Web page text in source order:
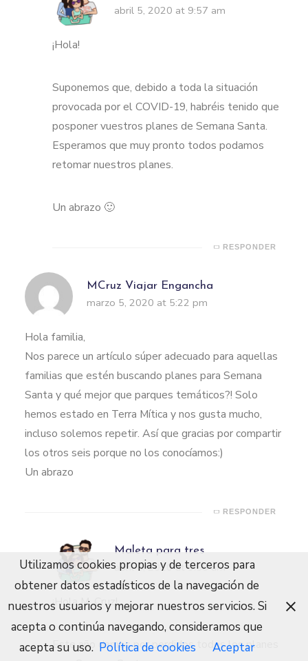
abril 5, 2020 at 9:57 am
¡Hola!
Suponemos que, debido a toda la situación
provocada por el COVID-19, habréis tenido que
posponer vuestros planes de Semana Santa.
Esperamos que muy pronto todos podamos
retomar nuestros planes.
Un abrazo 🙂
RESPONDER
MCruz Viajar Engancha
marzo 5, 2020 at 5:22 pm
Hola familia,
Nos parece un artículo súper adecuado para aquellas
familias que estén buscando planes para Semana
Santa y qué mejor que parques temáticos?! Solo
hemos estado en Terra Mítica y nos gusta mucho,
incluso solemos repetir. Así que gracias por compartir
los otros seis porque no los conocíamos:)
Un abrazo
RESPONDER
Maleta para tres
abril 5, 2020 at 9:58 am
¡Hola M. Cruz!
Este año damos por perdidos todos los planes
Utilizamos cookies propias y de terceros para
obtener datos estadísticos de la navegación de
nuestros usuarios y mejorar nuestros servicios. Si
acepta o continúa navegando, consideramos que
acepta su uso. Política de cookies Aceptar